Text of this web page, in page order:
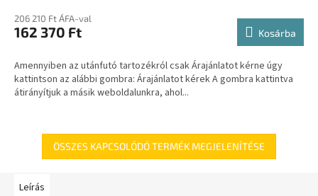
206 210 Ft ÁFA-val
162 370 Ft Kosárba
Amennyiben az utánfutó tartozékról csak Árajánlatot kérne úgy
kattintson az alábbi gombra: Árajánlatot kérek A gombra kattintva
átirányítjuk a másik weboldalunkra, ahol...
ÖSSZES KAPCSOLÓDÓ TERMÉK MEGJELENÍTÉSE
Leírás